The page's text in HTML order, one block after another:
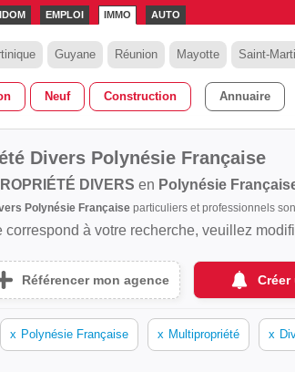
EMPLOI IMMO AUTO
Guyane Réunion Mayotte Saint-
Neuf Construction Annuaire
Divers Polynésie Française
DIVERS en Polynésie
Polynésie Française particuliers et professionnels
à votre recherche, veuillez
Référencer mon agence Créer
x Polynésie Française x Multipropriété x